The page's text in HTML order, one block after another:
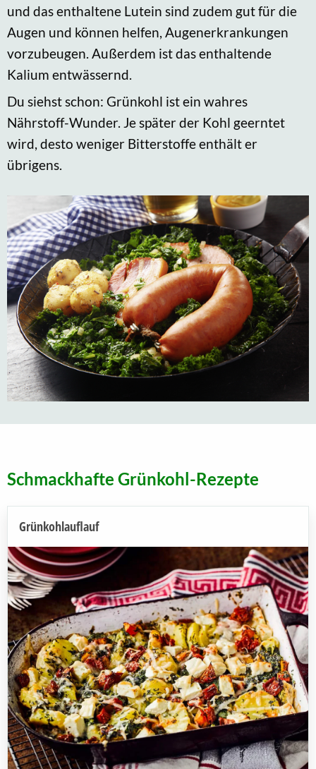
und das enthaltene Lutein sind zudem gut für die
Augen und können helfen, Augenerkrankungen
vorzubeugen. Außerdem ist das enthaltende
Kalium entwässernd.
Du siehst schon: Grünkohl ist ein wahres
Nährstoff-Wunder. Je später der Kohl geerntet
wird, desto weniger Bitterstoffe enthält er
übrigens.
Schmackhafte Grünkohl-Rezepte
Grünkohlauflauf